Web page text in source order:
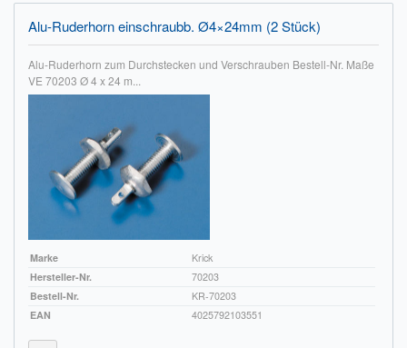
Alu-Ruderhorn einschraubb. Ø4×24mm (2 Stück)
Alu-Ruderhorn zum Durchstecken und Verschrauben Bestell-Nr. Maße
VE 70203 Ø 4 x 24 m...
Marke
Krick
Hersteller-Nr.
70203
Bestell-Nr.
KR-70203
EAN
4025792103551